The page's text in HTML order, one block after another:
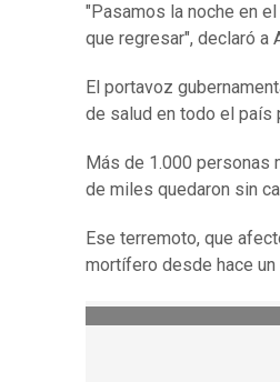
"Pasamos la noche en
que regresar", declaró a
El portavoz
de salud en todo el país
Más de 1.000 personas
de miles quedaron sin
Ese terremoto, que
mortífero desde hace